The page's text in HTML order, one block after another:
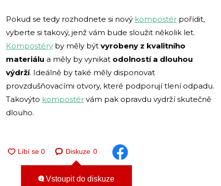
Pokud se tedy rozhodnete si nový kompostér pořídit,
vyberte si takový, jenž vám bude sloužit několik let.
Kompostéry by měly být vyrobeny z kvalitního
materiálu a měly by vynikat odolností a dlouhou
výdrží. Ideálně by také měly disponovat
provzdušňovacími otvory, které podporují tlení odpadu.
Takovýto kompostér vám pak opravdu vydrží skutečně
dlouho.
Diskuze 0
Vstoupit do diskuze